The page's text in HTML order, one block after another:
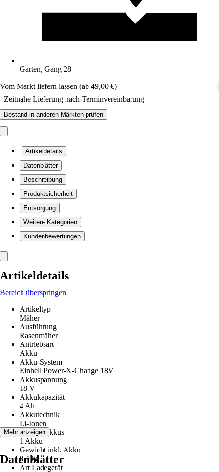
Garten, Gang 28
Vom Markt liefern lassen (ab 49,00 €)
Zeitnahe Lieferung nach Terminvereinbarung
Bestand in anderen Märkten prüfen
Artikeldetails
Datenblätter
Beschreibung
Produktsicherheit
Entsorgung
Weitere Kategorien
Kundenbewertungen
Artikeldetails
Bereich überspringen
Artikeltyp
Mäher
Ausführung
Rasenmäher
Antriebsart
Akku
Akku-System
Einhell Power-X-Change 18V
Akkuspannung
18 V
Akkukapazität
4 Ah
Akkutechnik
Li-Ionen
Anzahl Akkus
1 Akku
Gewicht inkl. Akku
8,4 kg
Art Ladegerät
Mehr anzeigen
Datenblätter